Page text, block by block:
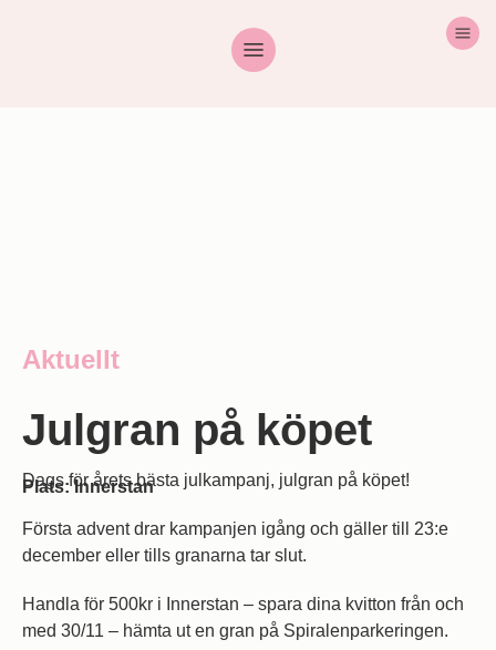
Aktuellt
Julgran på köpet
Plats: Innerstan
Dags för årets bästa julkampanj, julgran på köpet!
Första advent drar kampanjen igång och gäller till 23:e
december eller tills granarna tar slut.
Handla för 500kr i Innerstan – spara dina kvitton från och
med 30/11 – hämta ut en gran på Spiralenparkeringen.